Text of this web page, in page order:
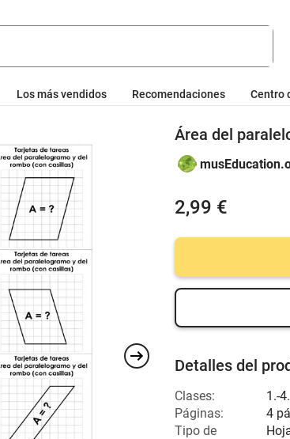
Los más vendidos Recomendaciones Centro
Área del
2,99 €
Detalles del
Clases:
1.-
Páginas:
4
Tipo de